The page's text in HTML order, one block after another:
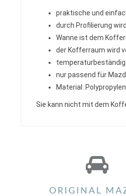
praktische und
durch Profilierung
Wanne ist dem
der Kofferraum wird
temperaturbeständig
nur passend für
Material:
Sie kann nicht mit dem
ORIGINAL